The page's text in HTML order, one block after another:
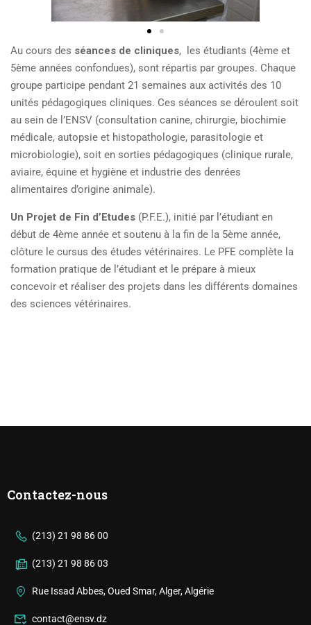
Au cours des séances de cliniques, les étudiants (4ème et
5ème années confondues), sont répartis par groupes. Chaque
groupe participe pendant 21 semaines aux activités des 10
unités pédagogiques cliniques. Ces séances se déroulent soit
au sein de l’ENSV (consultation canine, chirurgie, biochimie
médicale, autopsie et histopathologie, parasitologie et
microbiologie), soit en sorties pédagogiques (clinique rurale,
aviaire, équine et hygiène et industrie des denrées
alimentaires d’origine animale).
Un Projet de Fin d’Etudes (P.F.E.), initié par l’étudiant en
début de 4ème année et soutenu à la fin de la 5ème année,
clôture le cursus des études vétérinaires. Le PFE complète la
formation pratique de l’étudiant et le prépare à mieux
concevoir et réaliser des projets dans les différents domaines
des sciences vétérinaires.
Contactez-nous
(213) 21 98 86 00
(213) 21 98 86 03
Rue Issad Abbes, Oued Smar, Alger, Algérie
contact@ensv.dz